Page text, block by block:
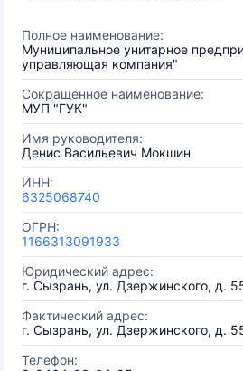
Полное наименование:
Муниципальное унитарное
управляющая компания"
Сокращенное наименование:
МУП "ГУК"
Имя руководителя:
Денис Васильевич Мокшин
ИНН:
6325068740
ОГРН:
1166313091933
Юридический адрес:
г. Сызрань, ул. Дзержинского, д.
Фактический адрес:
г. Сызрань, ул. Дзержинского, д.
Телефон: